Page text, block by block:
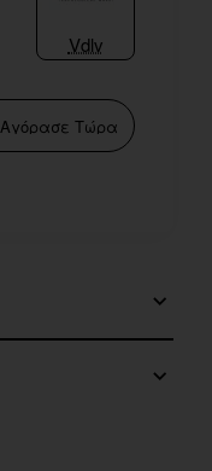
Vdlv
Αγόρασε Τώρα